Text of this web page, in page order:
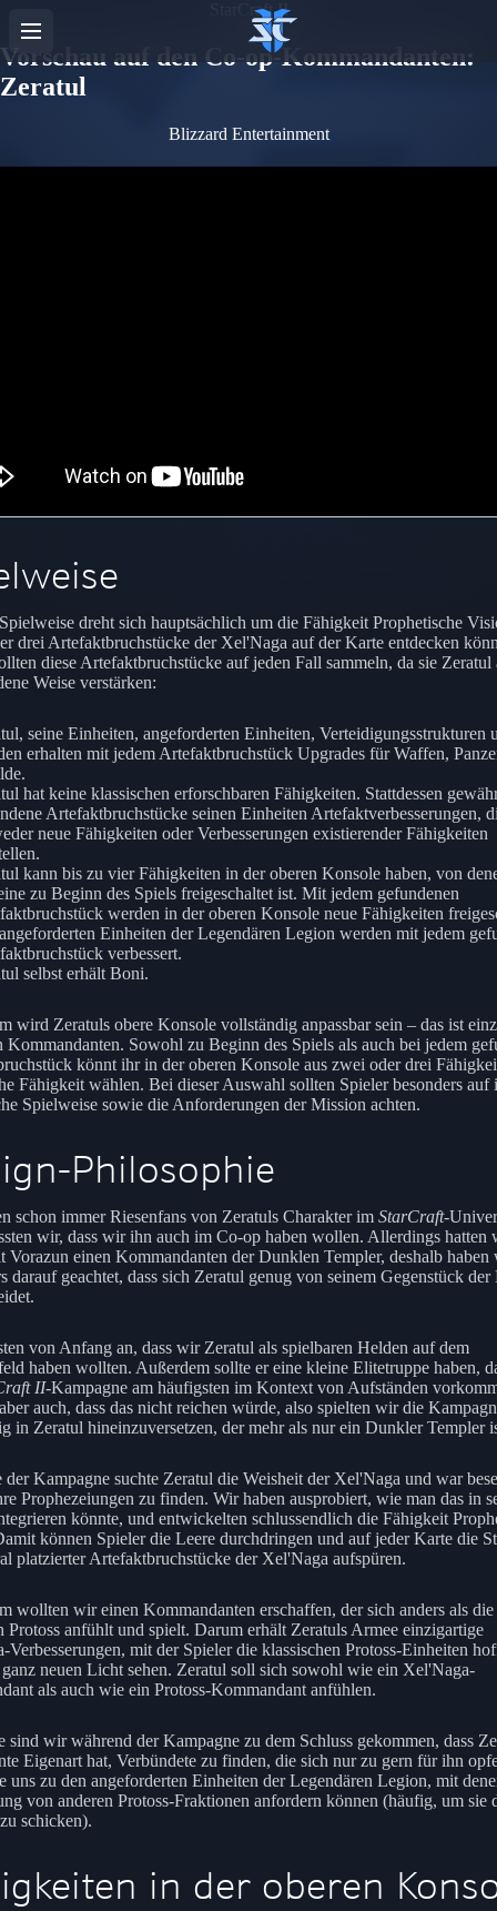
StarCraft II
Vorschau auf den Co-op-Kommandanten:
Zeratul
Blizzard Entertainment
dreht sich hauptsächlich um die Fähigkeit Prophetische
drei Artefaktbruchstücke der Xel'Naga auf der Karte entdecken
diese Artefaktbruchstücke auf jeden Fall sammeln, da sie Zeratul
Weise verstärken:
seine Einheiten, angeforderten Einheiten, Verteidigungsstrukturen
erhalten mit jedem Artefaktbruchstück Upgrades für Waffen,
hat keine klassischen erforschbaren Fähigkeiten. Stattdessen
Artefaktbruchstücke seinen Einheiten Artefaktverbesserungen,
neue Fähigkeiten oder Verbesserungen existierender Fähigkeiten
kann bis zu vier Fähigkeiten in der oberen Konsole haben, von
zu Beginn des Spiels freigeschaltet ist. Mit jedem gefundenen
werden in der oberen Konsole neue Fähigkeiten
Einheiten der Legendären Legion werden mit jedem
verbessert.
selbst erhält Boni.
wird Zeratuls obere Konsole vollständig anpassbar sein – das ist
Kommandanten. Sowohl zu Beginn des Spiels als auch bei jedem
könnt ihr in der oberen Konsole aus zwei oder drei
Fähigkeit wählen. Bei dieser Auswahl sollten Spieler besonders auf
Spielweise sowie die Anforderungen der Mission achten.
Philosophie
schon immer Riesenfans von Zeratuls Charakter im StarCraft-
wir, dass wir ihn auch im Co-op haben wollen. Allerdings hatten
Vorazun einen Kommandanten der Dunklen Templer, deshalb haben
darauf geachtet, dass sich Zeratul genug von seinem Gegenstück der
von Anfang an, dass wir Zeratul als spielbaren Helden auf dem
haben wollten. Außerdem sollte er eine kleine Elitetruppe haben,
II-Kampagne am häufigsten im Kontext von Aufständen
auch, dass das nicht reichen würde, also spielten wir die
in Zeratul hineinzuversetzen, der mehr als nur ein Dunkler Templer
Kampagne suchte Zeratul die Weisheit der Xel'Naga und war
Prophezeiungen zu finden. Wir haben ausprobiert, wie man das in
könnte, und entwickelten schlussendlich die Fähigkeit
können Spieler die Leere durchdringen und auf jeder Karte die
platzierter Artefaktbruchstücke der Xel'Naga aufspüren.
wollten wir einen Kommandanten erschaffen, der sich anders als die
Protoss anfühlt und spielt. Darum erhält Zeratuls Armee einzigartige
Verbesserungen, mit der Spieler die klassischen Protoss-Einheiten
neuen Licht sehen. Zeratul soll sich sowohl wie ein Xel'Naga-
als auch wie ein Protoss-Kommandant anfühlen.
sind wir während der Kampagne zu dem Schluss gekommen, dass
Eigenart hat, Verbündete zu finden, die sich nur zu gern für ihn
uns zu den angeforderten Einheiten der Legendären Legion, mit
von anderen Protoss-Fraktionen anfordern können (häufig, um sie
schicken).
in der oberen